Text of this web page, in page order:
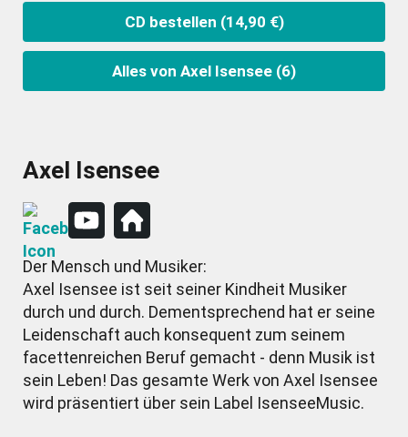
CD bestellen (14,90 €)
Alles von Axel Isensee (6)
Axel Isensee
Der Mensch und Musiker:
Axel Isensee ist seit seiner Kindheit Musiker
durch und durch. Dementsprechend hat er seine
Leidenschaft auch konsequent zum seinem
facettenreichen Beruf gemacht - denn Musik ist
sein Leben! Das gesamte Werk von Axel Isensee
wird präsentiert über sein Label IsenseeMusic.